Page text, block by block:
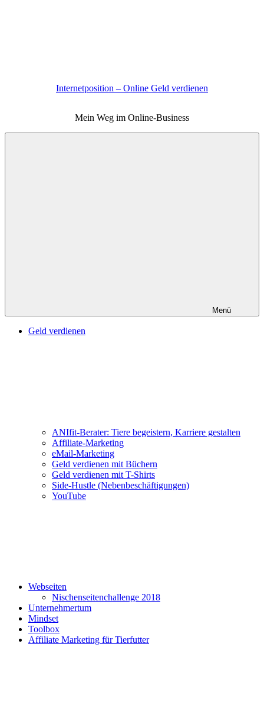
Internetposition – Online Geld verdienen
Mein Weg im Online-Business
Menü
Geld verdienen
ANIfit-Berater: Tiere begeistern, Karriere gestalten
Affiliate-Marketing
eMail-Marketing
Geld verdienen mit Büchern
Geld verdienen mit T-Shirts
Side-Hustle (Nebenbeschäftigungen)
YouTube
Webseiten
Nischenseitenchallenge 2018
Unternehmertum
Mindset
Toolbox
Affiliate Marketing für Tierfutter